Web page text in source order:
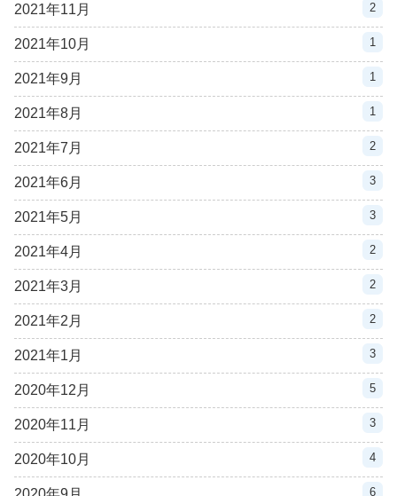
2021年11月 2
2021年10月 1
2021年9月 1
2021年8月 1
2021年7月 2
2021年6月 3
2021年5月 3
2021年4月 2
2021年3月 2
2021年2月 2
2021年1月 3
2020年12月 5
2020年11月 3
2020年10月 4
6